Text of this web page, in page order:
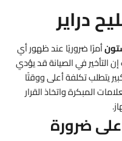
دراير
أمرًا ضروريًا عند ظهور أي
في الصيانة قد يؤدي
تكلفة أعلى ووقتًا
المبكرة واتخاذ القرار
ضرورة